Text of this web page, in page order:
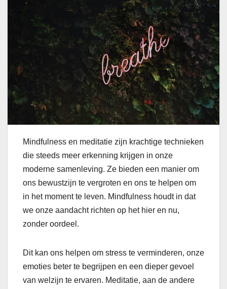
Mindfulness en meditatie zijn krachtige technieken
die steeds meer erkenning krijgen in onze
moderne samenleving. Ze bieden een manier om
ons bewustzijn te vergroten en ons te helpen om
in het moment te leven. Mindfulness houdt in dat
we onze aandacht richten op het hier en nu,
zonder oordeel.
Dit kan ons helpen om stress te verminderen, onze
emoties beter te begrijpen en een dieper gevoel
van welzijn te ervaren. Meditatie, aan de andere